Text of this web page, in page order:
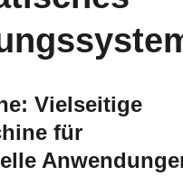
Vielseitige
für